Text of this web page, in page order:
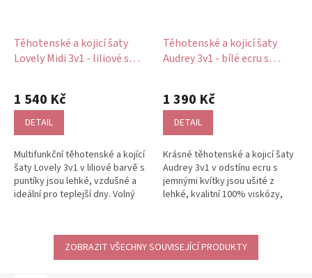
Těhotenské a kojicí šaty
Lovely Midi 3v1 - liliové s
1 540 Kč
DETAIL
Multifunkční těhotenské a kojící
šaty Lovely 3v1 v liliové barvě s
puntíky jsou lehké, vzdušné a
ideální pro teplejší dny. Volný
Těhotenské a kojicí šaty
Audrey 3v1 - bílé ecru s
1 390 Kč
DETAIL
Krásné těhotenské a kojicí šaty
Audrey 3v1 v odstínu ecru s
jemnými kvítky jsou ušité z
lehké, kvalitní 100% viskózy,
ZOBRAZIT VŠECHNY SOUVISEJÍCÍ PRODUKTY